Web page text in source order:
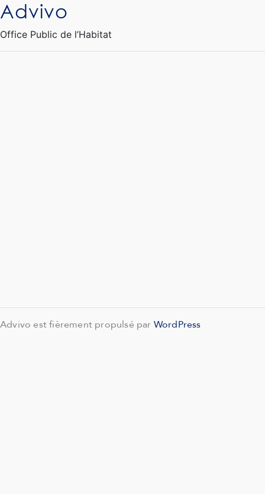
Ouvrir le Chatbot
Advivo
Office Public de l’Habitat
Advivo est fièrement propulsé par WordPress